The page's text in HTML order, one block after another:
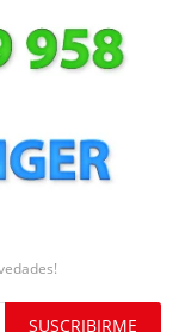
SUSCRIBIRME